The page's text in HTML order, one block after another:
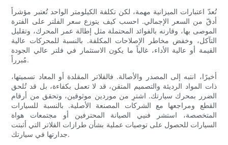
تُعدّ اعتبارات الميزانية مهمة، لكن تكلفة الكيلومتر الواحد تُعتبر مؤشراً
أدقّ من السعر الإجمالي. احسب كيف يتوزع سعر الفلتر على الفترة
الموصى بها، وقارنه بالفوائد المحتملة مثل إطالة عمر المحرك، وتقليل
التآكل، وخفض مخاطر الإصلاحات المكلفة. بالنسبة للمحركات عالية
القيمة أو عالية الأداء، غالباً ما يكون الاستثمار في فلتر عالي الجودة
مُبرراً.
أخيرًا، انتبه إلى المصدر والأصالة. فالفلاتر المقلدة أو المعاد تسميتها،
ذات المواد الرديئة والتصميم المتقن، قد لا تعمل بكفاءة، بل قد تُلحق
الضرر بمحرك سيارتك. اشترِ من موردين موثوقين، وتحقق من أرقام
القطع ومراجعها مع الشركات المصنعة الأصلية. بالنسبة للسيارات
المتخصصة، استشر فنيي الصيانة المحترفين أو مجتمعات هواة
السيارات للحصول على توصيات عملية بشأن طرازات الفلاتر التي أثبتت
جدارتها في سيارتك.